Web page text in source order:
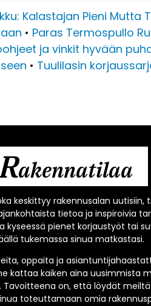
Kalastajan Pieni Mutta
• Paras Termospullo
ja vinkit hyvään
• Tuulilasin
Rakennatilaa
keskittyy rakennusalan uutisiin,
tietoa ja inspiroivia
pienet korjaustyöt tai
tukemassa sinua matkastasi.
oppaita ja
kattaa kaiken aina uusimmista
Tavoitteena on, että löydät
toteuttamaan omia